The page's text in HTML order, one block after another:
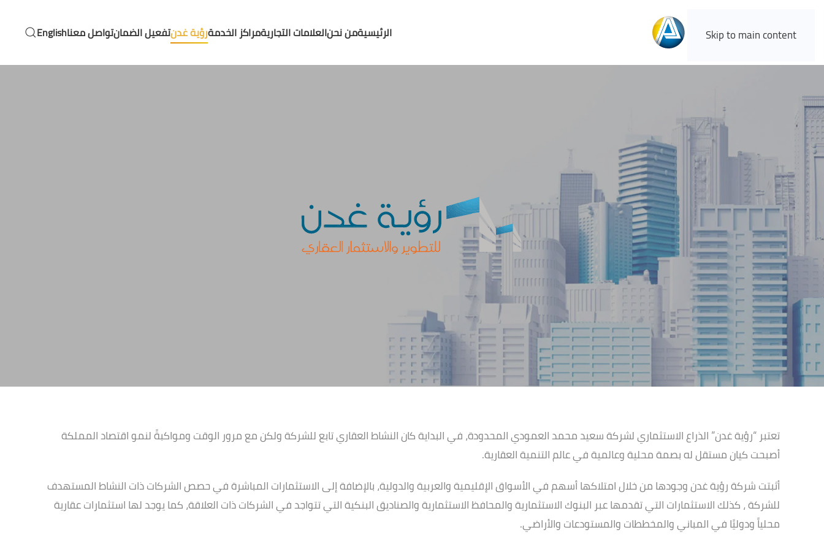
Skip to main content الرئيسيةمن نحنالعلامات التجاريةمراكز الخدمةرؤية غدنتفعيل الضمانتواصل معناEnglish
تعتبر “رؤية غدن” الذراع الاستثماري لشركة سعيد محمد العمودي المحدودة، في البداية كان النشاط العقاري تابع للشركة ولكن مع مرور الوقت ومواكبةً لنمو اقتصاد المملكة
أصبحت كيان مستقل له بصمة محلية وعالمية في عالم التنمية العقارية.
أثبتت شركة رؤية غدن وجودها من خلال امتلاكها أسهم في الأسواق الإقليمية والعربية والدولية، بالإضافة إلى الاستثمارات المباشرة في حصص الشركات ذات النشاط المستهدف
للشركة ، كذلك الاستثمارات التي تقدمها عبر البنوك الاستثمارية والمحافظ الاستثمارية والصناديق البنكية التي تتواجد في الشركات ذات العلاقة، كما يوجد لها استثمارات عقارية
محلياً ودوليًا في المباني والمخططات والمستودعات والأراضي.